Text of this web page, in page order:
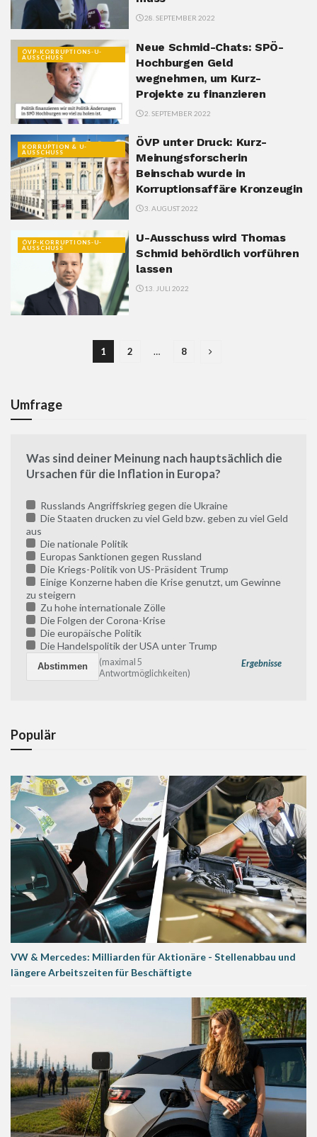
28. SEPTEMBER 2022
ÖVP-KORRUPTIONS-U-
AUSSCHUSS
Neue Schmid-Chats: SPÖ-
Hochburgen Geld
wegnehmen, um Kurz-
Projekte zu finanzieren
2. SEPTEMBER 2022
KORRUPTION & U-
AUSSCHUSS
ÖVP unter Druck: Kurz-
Meinungsforscherin
Beinschab wurde in
Korruptionsaffäre Kronzeugin
3. AUGUST 2022
ÖVP-KORRUPTIONS-U-
AUSSCHUSS
U-Ausschuss wird Thomas
Schmid behördlich vorführen
lassen
13. JULI 2022
1 2 … 8
Umfrage
Was sind deiner Meinung nach hauptsächlich die
Ursachen für die Inflation in Europa?
Russlands Angriffskrieg gegen die Ukraine
Die Staaten drucken zu viel Geld bzw. geben zu viel Geld
aus
Die nationale Politik
Europas Sanktionen gegen Russland
Die Kriegs-Politik von US-Präsident Trump
Einige Konzerne haben die Krise genutzt, um Gewinne
zu steigern
Zu hohe internationale Zölle
Die Folgen der Corona-Krise
Die europäische Politik
Die Handelspolitik der USA unter Trump
Ergebnisse
(maximal 5
Antwortmöglichkeiten)
Populär
VW & Mercedes: Milliarden für Aktionäre - Stellenabbau und
längere Arbeitszeiten für Beschäftigte